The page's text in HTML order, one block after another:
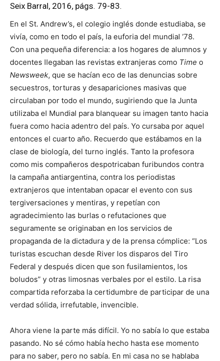
Seix Barral, 2016, págs. 79-83.
En el St. Andrew’s, el colegio inglés donde estudiaba, se
vivía, como en todo el país, la euforia del mundial ’78.
Con una pequeña diferencia: a los hogares de alumnos y
docentes llegaban las revistas extranjeras como Time o
Newsweek, que se hacían eco de las denuncias sobre
secuestros, torturas y desapariciones masivas que
circulaban por todo el mundo, sugiriendo que la Junta
utilizaba el Mundial para blanquear su imagen tanto hacia
fuera como hacia adentro del país. Yo cursaba por aquel
entonces el cuarto año. Recuerdo que estábamos en la
clase de biología, del turno inglés. Tanto la profesora
como mis compañeros despotricaban furibundos contra
la campaña antiargentina, contra los periodistas
extranjeros que intentaban opacar el evento con sus
tergiversaciones y mentiras, y repetían con
agradecimiento las burlas o refutaciones que
seguramente se originaban en los servicios de
propaganda de la dictadura y de la prensa cómplice: “Los
turistas escuchan desde River los disparos del Tiro
Federal y después dicen que son fusilamientos, los
boludos” y otras limosnas verbales por el estilo. La risa
compartida reforzaba la certidumbre de participar de una
verdad sólida, irrefutable, invencible.
Ahora viene la parte más difícil. Yo no sabía lo que estaba
pasando. No sé cómo había hecho hasta ese momento
para no saber, pero no sabía. En mi casa no se hablaba